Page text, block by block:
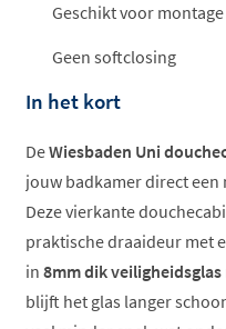
Geschikt voor
Geen softclosing
In het kort
DeWiesbaden Uni
jouw badkamer direct
Deze vierkante
praktische draaideur met
in 8mm dik veiligheidsglas
blijft het glas langer